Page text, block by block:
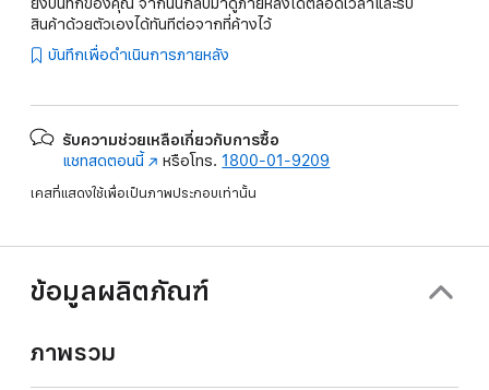
สินค้าด้วยตัวเองได้ทันทีต่อจากที่ค้างไว้
บันทึกเพื่อดำเนินการภายหลัง
รับความช่วยเหลือเกี่ยวกับการซื้อ
แชทสดตอนนี้(เปิด
หน้าต่าง
หรือโทร. 1800-01-9209
เคสที่แสดงใช้เพื่อเป็นภาพประกอบเท่านั้น
ข้อมูลผลิตภัณฑ์
ภาพรวม